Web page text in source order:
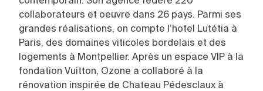
collaborateurs et oeuvre dans 26 pays. Parmi ses
grandes réalisations, on compte l’hotel Lutétia à
Paris, des domaines viticoles bordelais et des
logements à Montpellier. Après un espace VIP à la
fondation Vuitton, Ozone a collaboré à la
rénovation inspirée de Chateau Pédesclaux à